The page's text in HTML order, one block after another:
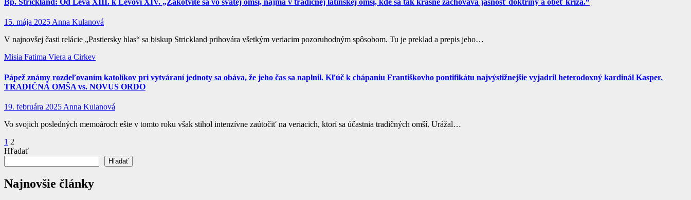
Bp. Strickland: Od Leva XIII. k Levovi XIV. „Zakotvite sa vo svätej omši, najmä v tradičnej latinskej omši, kde sa tak krásne zachováva jasnosť doktríny a obeť kríža.“
15. mája 2025Anna Kulanová
V najnovšej časti relácie „Pastiersky hlas“ sa biskup Strickland prihovára všetkým veriacim pozoruhodným spôsobom. Tu je preklad a prepis jeho…
Misia Fatima Viera a Cirkev
Pápež známy rozdeľovaním katolíkov pri vytváraní jednoty sa obáva, že jeho čas sa naplnil. Kľúč k chápaniu Františkovho pontifikátu najvýstižnejšie vyjadril heterodoxný kardinál Kasper.
TRADIČNÁ OMŠA vs. NOVUS ORDO
19. februára 2025 Anna Kulanová
Vo svojich posledných memoároch ešte v tomto roku však stihol intenzívne zaútočiť na veriacich, ktorí sa účastnia tradičných omší. Urážal…
Stránkovanie
príspevkov
1 2
Hľadať
Hľadať
Najnovšie články